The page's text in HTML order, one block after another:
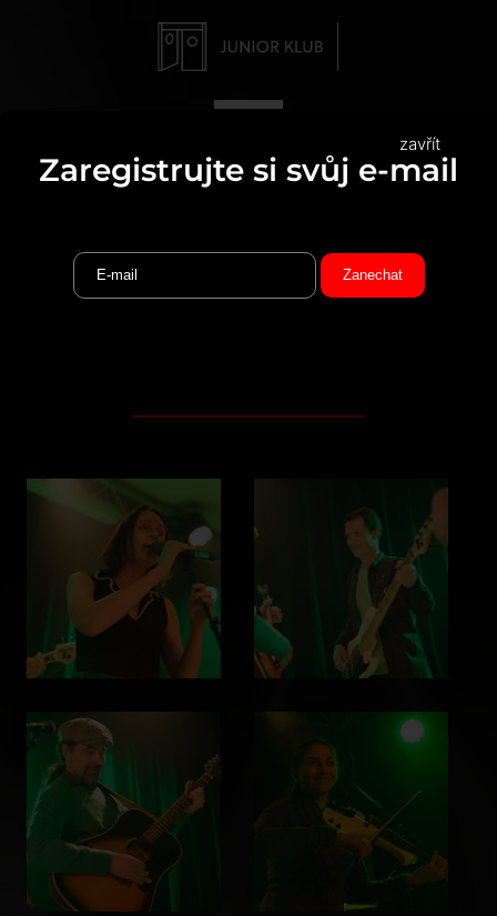
zavřít
Zaregistrujte si svůj e-mail